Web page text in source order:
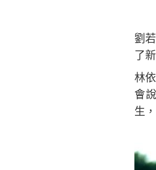
劉
了
林
會
生